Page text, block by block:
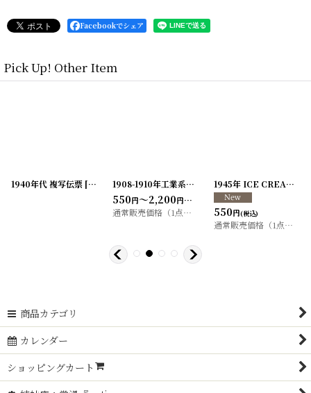
Facebookでシェア
Pick Up! Other Item
4] [20200407-21]
1940年代 複写伝票 [20200330-1] 1908-1910年工業系専門誌の広告 [ 20200328-9]
550円～2,200円(税込)
通常販売価格（1点） 円～2,750円
1945年 ICE CREAM BOX アイスクリームボックス 第二次世界大戦 軍物
550円(税込)
通常販売価格（1点）
商品カテゴリ
カレンダー
ショッピングカート